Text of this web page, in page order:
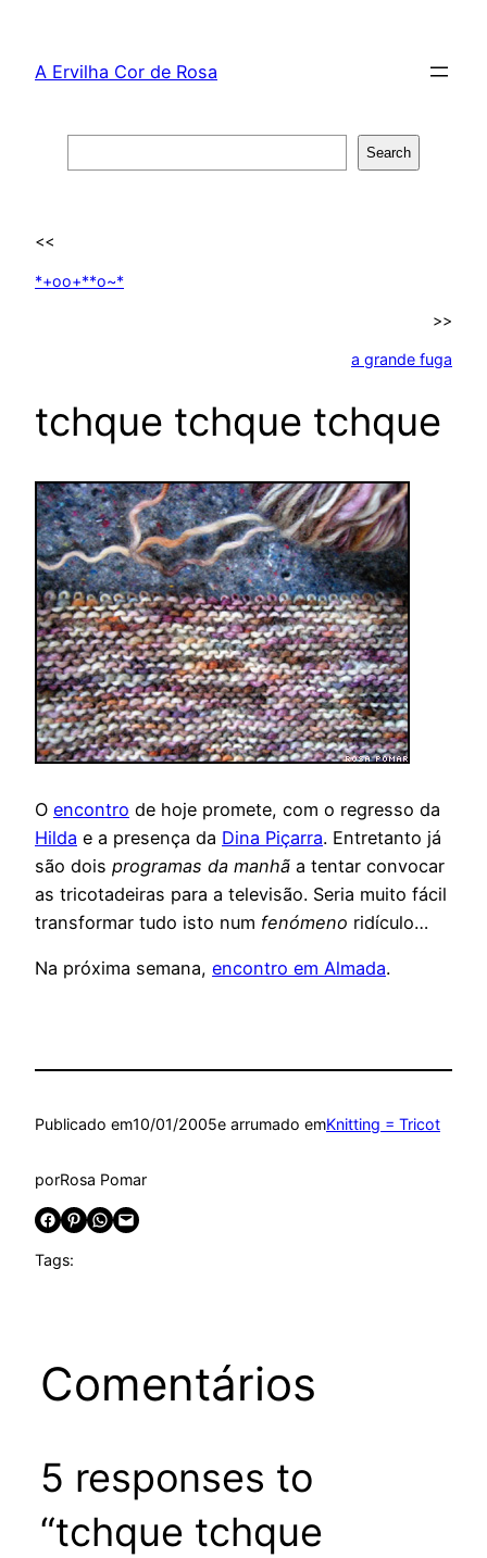
content
A Ervilha Cor de Rosa
Search
<<
*+oo+**o~*
>>
a grande fuga
tchque tchque tchque
O encontro de hoje promete, com o regresso da
Hilda e a presença da Dina Piçarra. Entretanto já
são dois programas da manhã a tentar convocar
as tricotadeiras para a televisão. Seria muito fácil
transformar tudo isto num fenómeno ridículo…
Na próxima semana, encontro em Almada.
Publicado em10/01/2005e arrumado emKnitting = Tricot
porRosa Pomar
Share on Facebook Share on Pinterest Share on WhatsApp Email this Page
Tags:
Comentários
5 responses to
“tchque tchque